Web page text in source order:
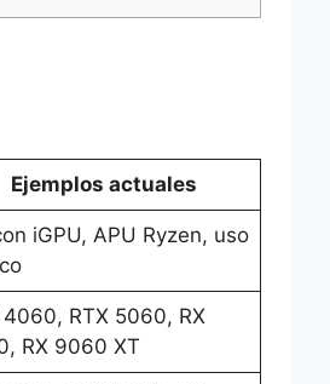
Ejemplos actuales
iGPU, APU Ryzen, uso
4060, RTX 5060, RX
RX 9060 XT